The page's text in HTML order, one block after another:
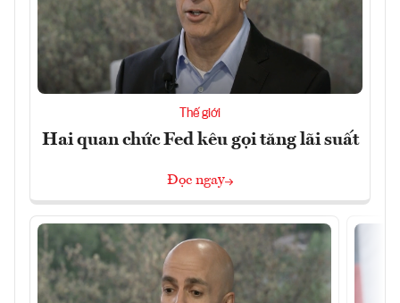
Thế giới
Hai quan chức Fed kêu gọi tăng lãi suất
Đọc ngay